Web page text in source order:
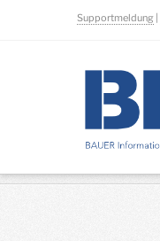
Supportmeldung